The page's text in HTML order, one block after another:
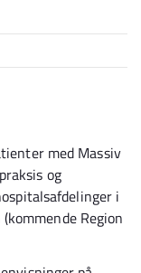
med Massiv
og
i
Region